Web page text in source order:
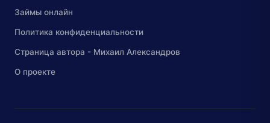
Займы онлайн
Политика конфиденциальности
Страница автора - Михаил Александров
О проекте